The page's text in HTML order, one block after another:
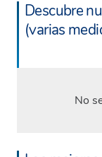
Descubre
(varias
No